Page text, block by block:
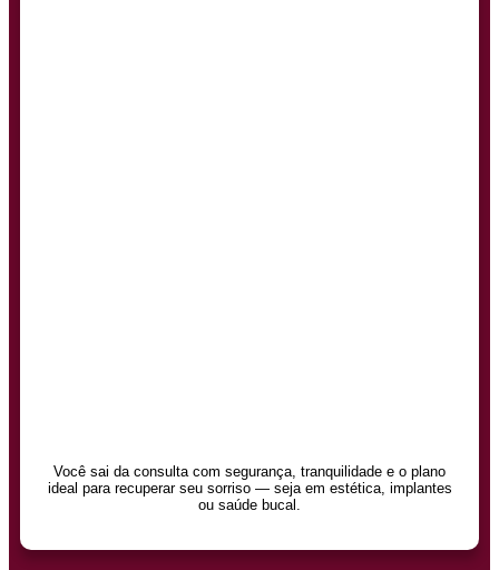
Você sai da consulta com segurança, tranquilidade e o plano
ideal para recuperar seu sorriso — seja em estética, implantes
ou saúde bucal.